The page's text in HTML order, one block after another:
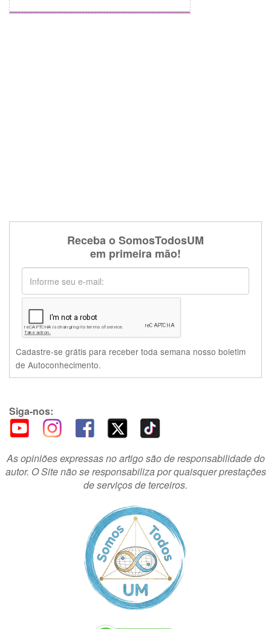
Receba o SomosTodosUM
em primeira mão!
Cadastre-se grátis para receber toda semana nosso boletim
de Autoconhecimento.
Siga-nos:
As opiniões expressas no artigo são de responsabilidade do
autor. O Site não se responsabiliza por quaisquer prestações
de serviços de terceiros.